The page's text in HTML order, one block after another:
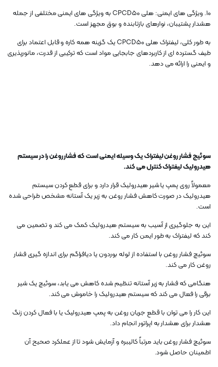
10. ویژگی های ایمنی: هلی CPCD50 به ویژگی های ایمنی مختلفی از جمله
هشدار پشتیبان، نوارهای بازتابنده و بوق مجهز است.
به طور کلی، لیفتراک هلی CPCD50 یک گزینه همه کاره و قابل اعتماد برای
طیف گسترده ای از کاربردهای جابجایی مواد است که ترکیبی از قدرت، مانورپذیری
و ایمنی را ارائه می دهد.
سوئیچ فشار روغن لیفتراک یک وسیله ایمنی است که فشار روغن را در سیستم
هیدرولیک لیفتراک کنترل می کند.
معمولاً روی پمپ یا شیر هیدرولیک قرار دارد و برای قطع کردن سیستم
هیدرولیک در صورت کاهش فشار روغن به زیر یک آستانه مشخص طراحی شده
است.
این به جلوگیری از آسیب به سیستم هیدرولیک کمک می کند و تضمین می
کند که لیفتراک به طور ایمن کار می کند.
سوئیچ فشار روغن با استفاده از لوله بوردون یا دیافراگم برای اندازه گیری فشار
روغن کار می کند.
هنگامی که فشار به زیر آستانه تنظیم شده کاهش می یابد، سوئیچ یک شیر
برقی را فعال می کند که سیستم هیدرولیک را خاموش می کند.
این کار را می توان با قطع جریان روغن به پمپ هیدرولیک یا با فعال کردن زنگ
هشدار برای هشدار به اپراتور انجام داد.
سوئیچ فشار روغن باید مرتباً کالیبره و آزمایش شود تا از عملکرد صحیح آن
اطمینان حاصل شود.